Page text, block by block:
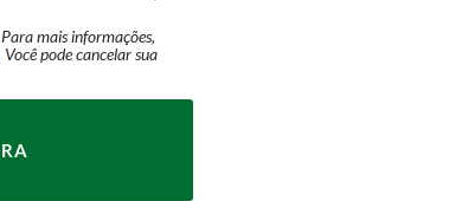
mais informações,
Você pode cancelar sua